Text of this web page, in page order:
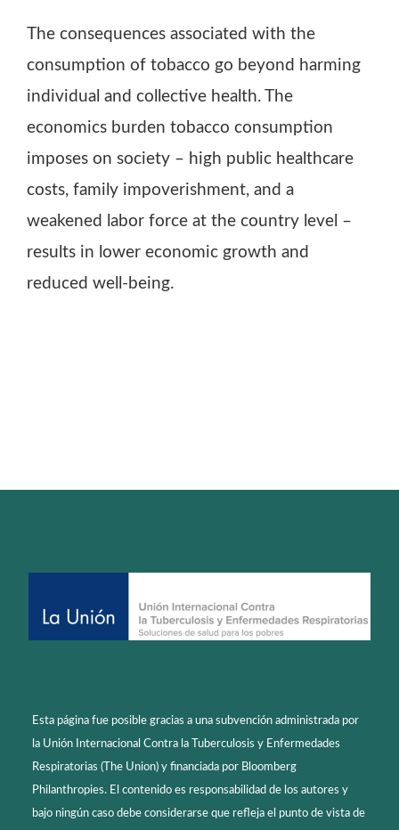
The consequences associated with the
consumption of tobacco go beyond harming
individual and collective health. The
economics burden tobacco consumption
imposes on society – high public healthcare
costs, family impoverishment, and a
weakened labor force at the country level –
results in lower economic growth and
reduced well-being.
Esta página fue posible gracias a una subvención administrada por
la Unión Internacional Contra la Tuberculosis y Enfermedades
Respiratorias (The Union) y financiada por Bloomberg
Philanthropies. El contenido es responsabilidad de los autores y
bajo ningún caso debe considerarse que refleja el punto de vista de